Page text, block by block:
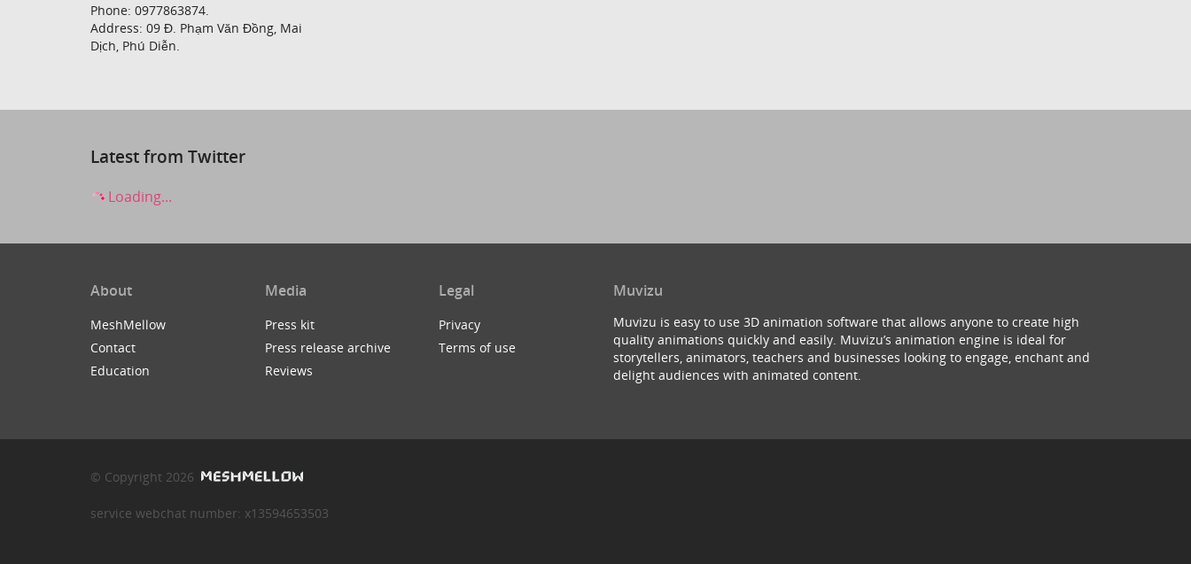
Phone: 0977863874.
Address: 09 Đ. Phạm Văn Đồng, Mai
Dịch, Phú Diễn.
Latest from Twitter
Loading...
About
MeshMellow
Contact
Education
Media
Press kit
Press release archive
Reviews
Legal
Privacy
Terms of use
Muvizu
Muvizu is easy to use 3D animation software that allows anyone to create high
quality animations quickly and easily. Muvizu’s animation engine is ideal for
storytellers, animators, teachers and businesses looking to engage, enchant and
delight audiences with animated content.
© Copyright 2026
service webchat number: x13594653503